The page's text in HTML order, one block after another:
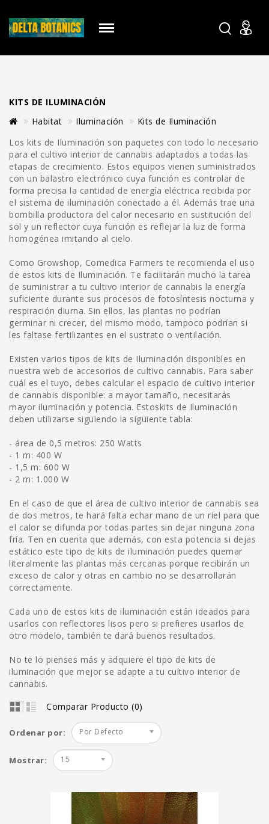
KITS DE ILUMINACIÓN
Habitat
Iluminación
Kits de Iluminación
Los kits de Iluminación son paquetes con todo lo necesario
para el cultivo interior de cannabis adaptados a todas las
etapas de crecimiento. Estos equipos vienen suministrados
con un balastro electrónico cuya función es controlar de
forma precisa la cantidad de energía eléctrica recibida por
el sistema de iluminación conectado a él. Además trae una
bombilla productora del calor necesario en sustitución del
sol y un reflector cuya función es reflejar la luz de forma
homogénea imitando al cielo.
Como Growshop, Comedica Farmers te recomienda el uso
de estos kits de Iluminación. Te facilitarán mucho la tarea
de suministrar a tu cultivo interior de cannabis la energía
suficiente durante sus procesos de fotosíntesis nocturna y
respiración diurna. Sin ellos, las plantas no podrían
germinar ni crecer, del mismo modo, tampoco podrían si
les faltase fertilizantes en el sustrato o ventilación.
Existen varios tipos de kits de Iluminación disponibles en
nuestra web de accesorios de cultivo cannabis. Para saber
cuál es el tuyo, debes calcular el espacio de cultivo interior
de cannabis disponible: a mayor tamaño, necesitarás
mayor iluminación y potencia. Estoskits de Iluminación
deben utilizarse siguiendo la siguiente tabla:
- área de 0,5 metros: 250 Watts
- 1 m: 400 W
- 1,5 m: 600 W
- 2 m: 1.000 W
En el caso de que el área de cultivo interior de cannabis sea
de dos metros, te hará falta echar mano de un riel para que
el calor se difunda por todas partes sin dejar ninguna zona
fría. Ten en cuenta que además, con esta potencia si dejas
estático este tipo de kits de iluminación puedes quemar
literalmente las plantas más cercanas porque recibirán un
exceso de calor y otras en cambio no se desarrollarán
correctamente.
Cada uno de estos kits de iluminación están ideados para
usarlos con reflectores lisos pero si prefieres usarlos de
otro modelo, también te dará buenos resultados.
No te lo pienses más y adquiere el tipo de kits de
iluminación que mejor se adapte a tu cultivo interior de
cannabis.
Comparar Producto (0)
Ordenar por: Por Defecto
Mostrar: 15